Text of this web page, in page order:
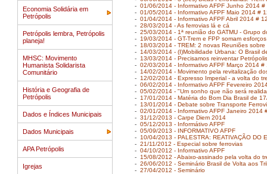
Economia Solidária em
Petrópolis
Petrópolis lembra, Petrópolis
planeja!
MHSC: Movimento
Humanista Solidarista
Comunitário
História e Geografia de
Petrópolis
Dados e Índices Municipais
Dados Municipais
APA Petrópolis
Igrejas
- 01/06/2014 - Informativo AFPF Junho 2014 #
- 01/05/2014 - Informativo AFPF Maio 2014 #
- 01/04/2014 - Informativo AFPF Abril 2014 #
- 28/03/2014 - As ferrovias lá e cá
- 25/03/2014 - 1ª reunião do GATMU - Grupo
- 19/03/2014 - GT-Trem e FPP somam
- 18/03/2014 - TREM: 2 novas Reuniões
- 14/03/2014 - (I)Mobilidade Urbana: O Brasil
- 13/03/2014 - Precisamos reinventar
- 02/03/2014 - Informativo AFPF Março 2014
- 14/02/2014 - Movimento pela revitalização
- 12/02/2014 - Expresso Imperial - a volta do
- 06/02/2014 - Informativo AFPF Fevereiro
- 05/02/2014 - "Um sonho que não será
- 17/01/2014 - Matéria do Bom Dia Brasil de
- 13/01/2014 - Debate sobre Transporte
- 02/01/2014 - Informativo AFPF Janeiro 2014
- 31/12/2013 - Carpe Diem 2014
- 05/12/2013 - Informátivo AFPF
- 05/09/2013 - INFORMATIVO AFPF
- 10/04/2013 - PALESTRA: REATIVAÇÃO DO
- 21/11/2012 - Especial sobre ferrovias
- 04/10/2012 - Informativo AFPF
- 15/08/2012 - Abaixo-assinado pela volta do
- 26/06/2012 - Seminário Brasil de Volta aos
- 27/04/2012 - Seminário